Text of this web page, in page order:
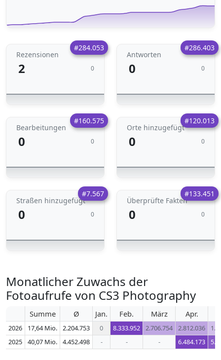
#284.053
Rezensionen
2 0
#286.403
Antworten
0 0
#160.575
Bearbeitungen
0 0
#120.013
Orte hinzugefügt
0 0
#7.567
Straßen hinzugefügt
0 0
#133.451
Überprüfte Fakten
0 0
Monatlicher Zuwachs der
Fotoaufrufe von CS3 Photography
Summe Ø Jan. Feb. März Apr.
2026 17,64 Mio. 2.204.753 0 8.333.952 2.706.754 2.812.036
2025
40,07 Mio. 4.452.498 - - - 6.484.173